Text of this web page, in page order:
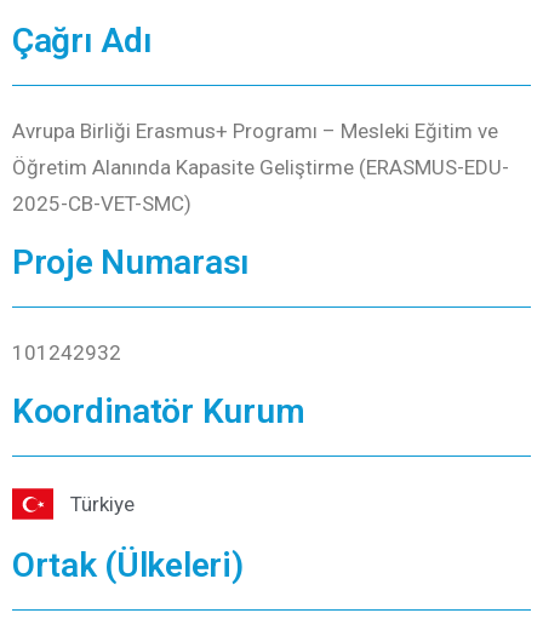
Çağrı Adı
Avrupa Birliği Erasmus+ Programı – Mesleki Eğitim ve
Öğretim Alanında Kapasite Geliştirme (ERASMUS-EDU-
2025-CB-VET-SMC)
Proje Numarası
101242932
Koordinatör Kurum
Türkiye
Ortak (Ülkeleri)